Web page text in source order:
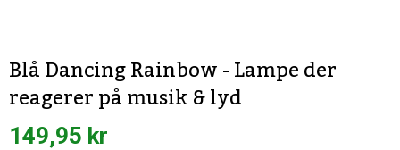
Blå Dancing Rainbow - Lampe der
reagerer på musik & lyd
149,95 kr